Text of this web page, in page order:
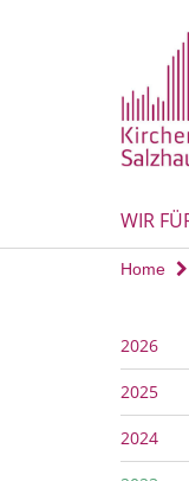
WIR
Home
2026
2025
2024